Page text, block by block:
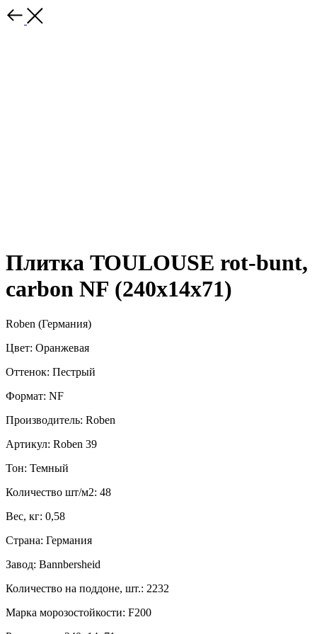
Плитка TOULOUSE rot-bunt,
carbon NF (240x14x71)
Roben (Германия)
Цвет: Оранжевая
Оттенок: Пестрый
Формат: NF
Производитель: Roben
Артикул: Roben 39
Тон: Темный
Количество шт/м2: 48
Вес, кг: 0,58
Страна: Германия
Завод: Bannbersheid
Количество на поддоне, шт.: 2232
Марка морозостойкости: F200